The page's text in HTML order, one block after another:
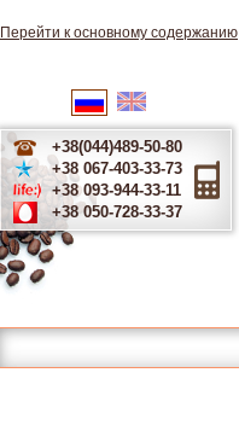
Перейти к основному содержанию
Русский
+38(044)489-50-80
+38 067-403-33-73
+38 093-944-33-11
+38 050-728-33-37